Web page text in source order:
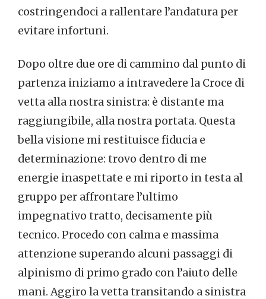
costringendoci a rallentare l’andatura per
evitare infortuni.
Dopo oltre due ore di cammino dal punto di
partenza iniziamo a intravedere la Croce di
vetta alla nostra sinistra: è distante ma
raggiungibile, alla nostra portata. Questa
bella visione mi restituisce fiducia e
determinazione: trovo dentro di me
energie inaspettate e mi riporto in testa al
gruppo per affrontare l’ultimo
impegnativo tratto, decisamente più
tecnico. Procedo con calma e massima
attenzione superando alcuni passaggi di
alpinismo di primo grado con l’aiuto delle
mani. Aggiro la vetta transitando a sinistra